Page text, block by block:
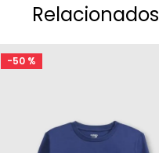
Relacionados
-50 %